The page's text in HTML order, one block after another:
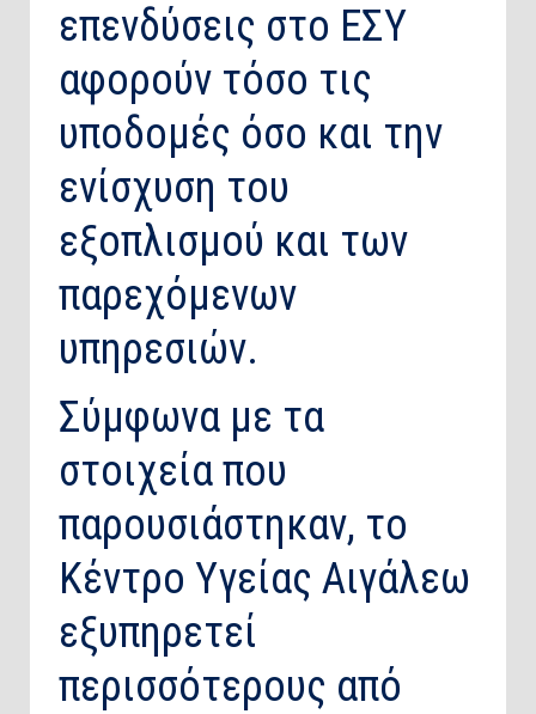
επενδύσεις στο ΕΣΥ
αφορούν τόσο τις
υποδομές όσο και την
ενίσχυση του
εξοπλισμού και των
παρεχόμενων
υπηρεσιών.
Σύμφωνα με τα
στοιχεία που
παρουσιάστηκαν, το
Κέντρο Υγείας Αιγάλεω
εξυπηρετεί
περισσότερους από